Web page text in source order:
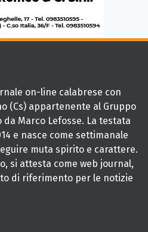
on-line calabrese con
(Cs) appartenente al Gruppo
Marco Lefosse. La testata
e nasce come settimanale
muta spirito e carattere.
si attesta come web journal,
di riferimento per le notizie